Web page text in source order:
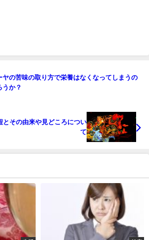
ヤの苦味の取り方で栄養はなくなってしまうの
うか？
とその由来や見どころについ
て